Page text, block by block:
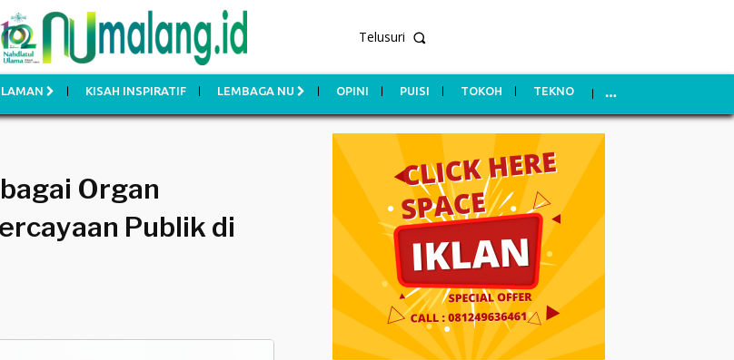
Telusuri
KISAH INSPIRATIF LEMBAGA NU OPINI PUISI TOKOH TEKNO
Organ
Publik di